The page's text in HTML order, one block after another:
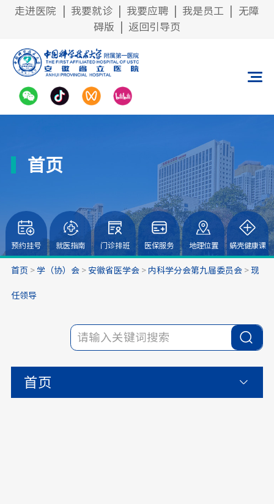
走进医院 我要就诊 我要应聘 我是员工
无障
碍版
返回引导页
首页
预约挂号 就医指南 门诊排班 医保服务 地理位置 蜗壳健康课
首页 > 学（协）会> 安徽省医学会> 内科学分会第九届委员会> 现
任领导
首页